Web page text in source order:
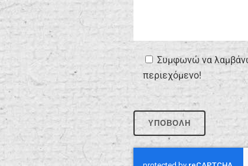
Συμφωνώ να
περιεχόμενο!